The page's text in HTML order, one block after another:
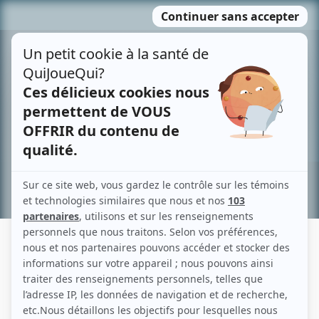
MENU
contenu
Recherche avancée »
GARANCE MOUSSEAU-MALTAIS
Liens
Fiche de Garance Mousseau-Maltais sur Showbizz.net